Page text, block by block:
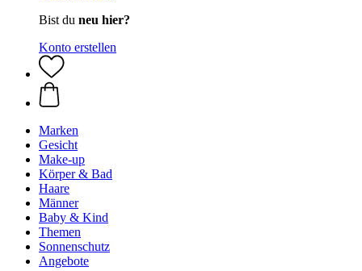
Bist du neu hier?
Konto erstellen
Marken
Gesicht
Make-up
Körper & Bad
Haare
Männer
Baby & Kind
Themen
Sonnenschutz
Angebote